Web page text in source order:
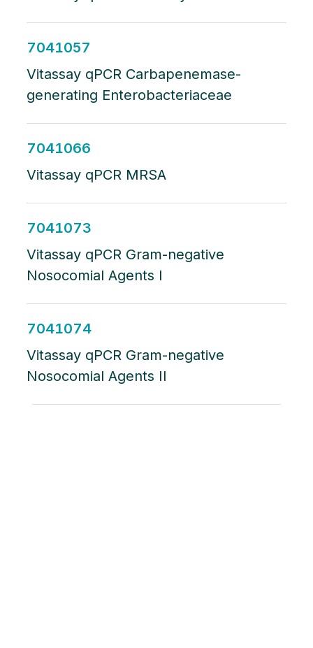
7041057
Vitassay qPCR Carbapenemase-
generating Enterobacteriaceae
7041066
Vitassay qPCR MRSA
7041073
Vitassay qPCR Gram-negative
Nosocomial Agents I
7041074
Vitassay qPCR Gram-negative
Nosocomial Agents II